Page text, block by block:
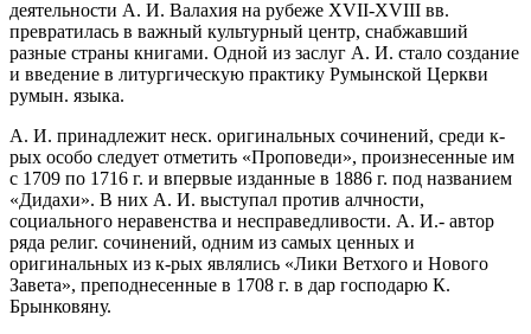
деятельности А. И. Валахия на рубеже XVII-XVIII вв.
превратилась в важный культурный центр, снабжавший
разные страны книгами. Одной из заслуг А. И. стало создание
и введение в литургическую практику Румынской Церкви
румын. языка.
А. И. принадлежит неск. оригинальных сочинений, среди к-
рых особо следует отметить «Проповеди», произнесенные им
с 1709 по 1716 г. и впервые изданные в 1886 г. под названием
«Дидахи». В них А. И. выступал против алчности,
социального неравенства и несправедливости. А. И.- автор
ряда религ. сочинений, одним из самых ценных и
оригинальных из к-рых являлись «Лики Ветхого и Нового
Завета», преподнесенные в 1708 г. в дар господарю К.
Брынковяну.